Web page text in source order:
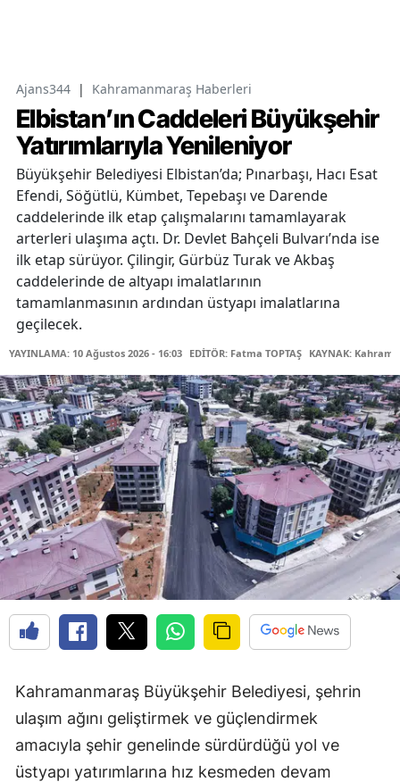
Ajans344 | Kahramanmaraş Haberleri
Elbistan’ın Caddeleri Büyükşehir
Yatırımlarıyla Yenileniyor
Büyükşehir Belediyesi Elbistan’da; Pınarbaşı, Hacı Esat
Efendi, Söğütlü, Kümbet, Tepebaşı ve Darende
caddelerinde ilk etap çalışmalarını tamamlayarak
arterleri ulaşıma açtı. Dr. Devlet Bahçeli Bulvarı’nda ise
ilk etap sürüyor. Çilingir, Gürbüz Turak ve Akbaş
caddelerinde de altyapı imalatlarının
tamamlanmasının ardından üstyapı imalatlarına
geçilecek.
YAYINLAMA: 10 Ağustos 2026 - 16:03 EDİTÖR: Fatma TOPTAŞ KAYNAK:
Kahramanmaraş Büyükşehir Belediyesi, şehrin
ulaşım ağını geliştirmek ve güçlendirmek
amacıyla şehir genelinde sürdürdüğü yol ve
üstyapı yatırımlarına hız kesmeden devam